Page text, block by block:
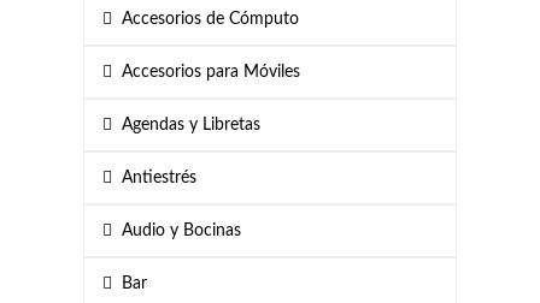
Accesorios de Cómputo
Accesorios para Móviles
Agendas y Libretas
Antiestrés
Audio y Bocinas
Bar